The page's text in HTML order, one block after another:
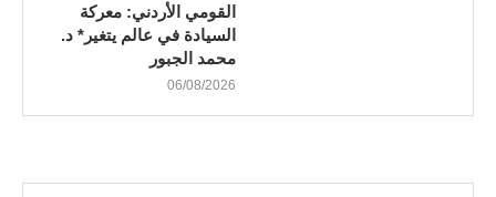
القومي الأردني: معركة
السيادة في عالم يتغير* د.
محمد الجبور
06/08/2026